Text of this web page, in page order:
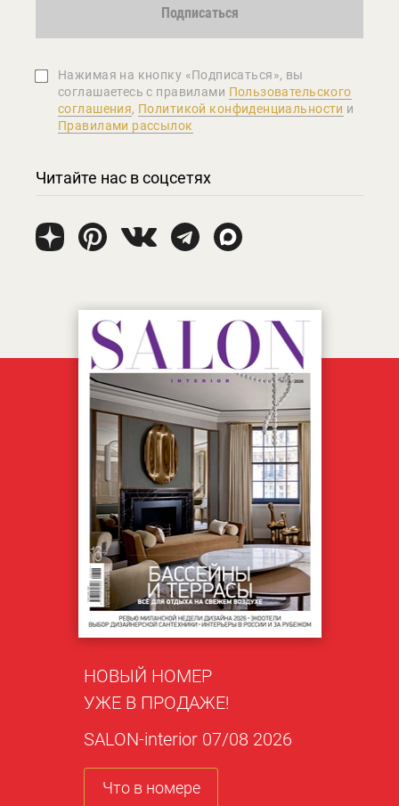
Подписаться
Нажимая на кнопку «Подписаться», вы
соглашаетеcь с правилами Пользовательского
соглашения, Политикой конфиденциальности и
Правилами рассылок
Читайте нас в соцсетях
НОВЫЙ НОМЕР
УЖЕ В ПРОДАЖЕ!
SALON-interior 07/08 2026
Что в номере